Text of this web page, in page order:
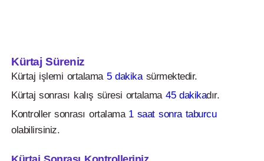
Kürtaj Süreniz
Kürtaj işlemi ortalama 5 dakikasürmektedir.
Kürtaj sonrası kalış süresi ortalama45 dakikadır.
Kontroller sonrası ortalama 1 saat sonra taburcu
olabilirsiniz.